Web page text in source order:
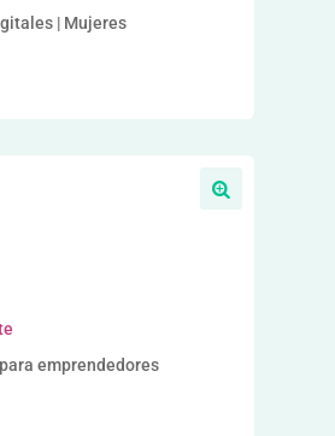
| Mujeres
emprendedores